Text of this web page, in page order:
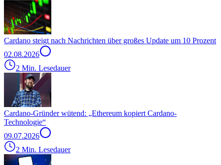
Cardano steigt nach Nachrichten über großes Update um 10 Prozent
02.08.2026
2 Min. Lesedauer
Cardano-Gründer wütend: „Ethereum kopiert Cardano-
Technologie“
09.07.2026
2 Min. Lesedauer